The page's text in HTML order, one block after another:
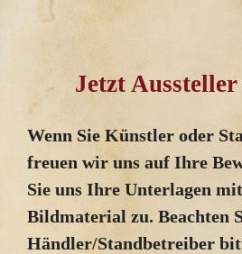
Jetzt
Wenn Sie Künstler oder
freuen wir uns auf Ihre
Sie uns Ihre Unterlagen
Bildmaterial zu. Beachten
Händler/Standbetreiber